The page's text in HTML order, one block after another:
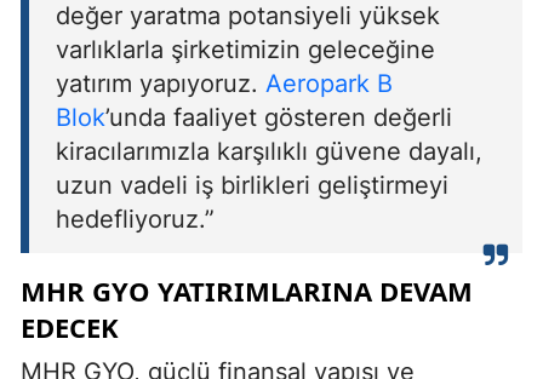
değer yaratma potansiyeli yüksek
varlıklarla şirketimizin geleceğine
yatırım yapıyoruz. Aeropark B
Blok’unda faaliyet gösteren değerli
kiracılarımızla karşılıklı güvene dayalı,
uzun vadeli iş birlikleri geliştirmeyi
hedefliyoruz.”
MHR GYO YATIRIMLARINA DEVAM
EDECEK
MHR GYO, güçlü finansal yapısı ve